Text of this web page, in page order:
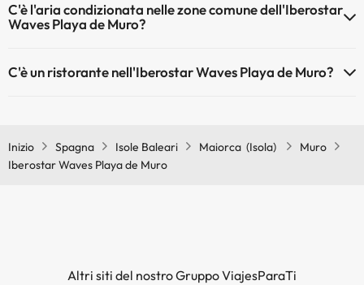
aree comuni
C'è l'aria condizionata nelle zone comune dell'Iberostar
Waves Playa de Muro?
aree comuni.
C'è un ristorante nell'Iberostar Waves Playa de Muro?
Inizio Spagna Isole Baleari Maiorca (Isola)
Muro
Iberostar Waves Playa de Muro
Altri siti del nostro Gruppo ViajesParaTi